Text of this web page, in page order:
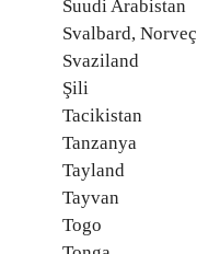
Suudi Arabistan
Svalbard, Norveç
Svaziland
Şili
Tacikistan
Tanzanya
Tayland
Tayvan
Togo